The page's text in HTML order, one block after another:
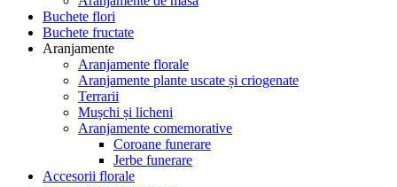
Buchete flori
Buchete fructate
Aranjamente
Aranjamente florale
Aranjamente plante uscate și criogenate
Terrarii
Mușchi și licheni
Aranjamente comemorative
Coroane funerare
Jerbe funerare
Accesorii florale